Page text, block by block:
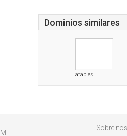
Dominios similares
atab.es
M
Sobre